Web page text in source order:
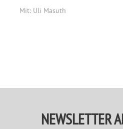
Mit: Uli Masuth
NEWSLETTER